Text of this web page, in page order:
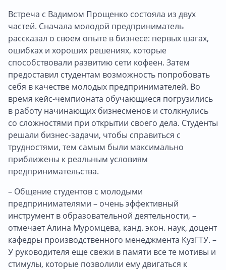
Встреча с Вадимом Прощенко состояла из двух
частей. Сначала молодой предприниматель
рассказал о своем опыте в бизнесе: первых шагах,
ошибках и хороших решениях, которые
способствовали развитию сети кофеен. Затем
предоставил студентам возможность попробовать
себя в качестве молодых предпринимателей. Во
время кейс-чемпионата обучающиеся погрузились
в работу начинающих бизнесменов и столкнулись
со сложностями при открытии своего дела. Студенты
решали бизнес-задачи, чтобы справиться с
трудностями, тем самым были максимально
приближены к реальным условиям
предпринимательства.
– Общение студентов с молодыми
предпринимателями – очень эффективный
инструмент в образовательной деятельности, –
отмечает Алина Муромцева, канд. экон. наук, доцент
кафедры производственного менеджмента КузГТУ. –
У руководителя еще свежи в памяти все те мотивы и
стимулы, которые позволили ему двигаться к